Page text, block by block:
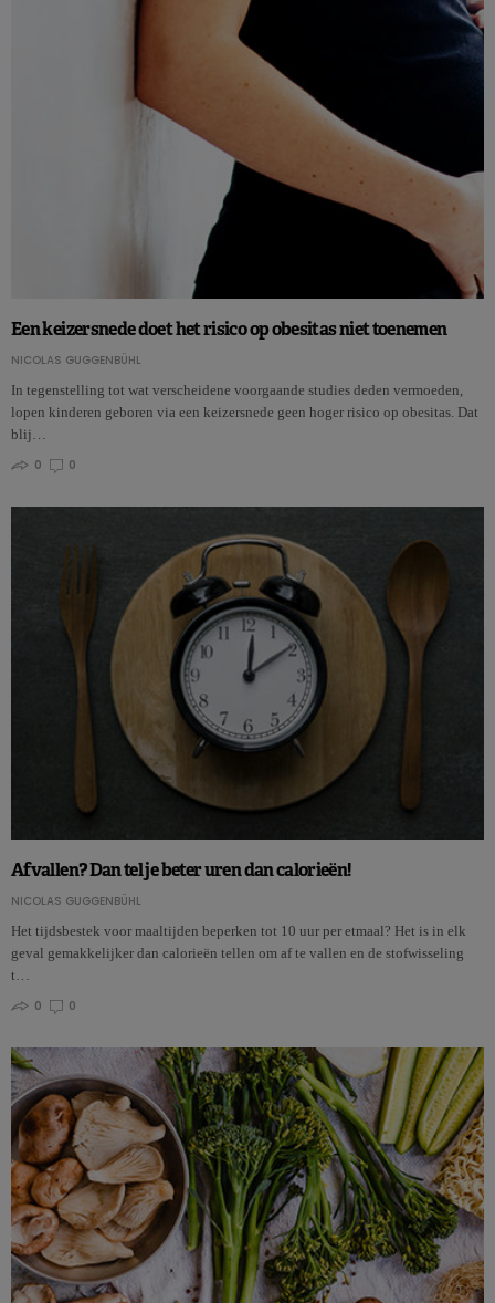
Een keizersnede doet het risico op obesitas niet toenemen
NICOLAS GUGGENBÜHL
In tegenstelling tot wat verscheidene voorgaande studies deden vermoeden,
lopen kinderen geboren via een keizersnede geen hoger risico op obesitas. Dat
blij…
0
0
Afvallen? Dan tel je beter uren dan calorieën!
NICOLAS GUGGENBÜHL
Het tijdsbestek voor maaltijden beperken tot 10 uur per etmaal? Het is in elk
geval gemakkelijker dan calorieën tellen om af te vallen en de stofwisseling
t…
0
0